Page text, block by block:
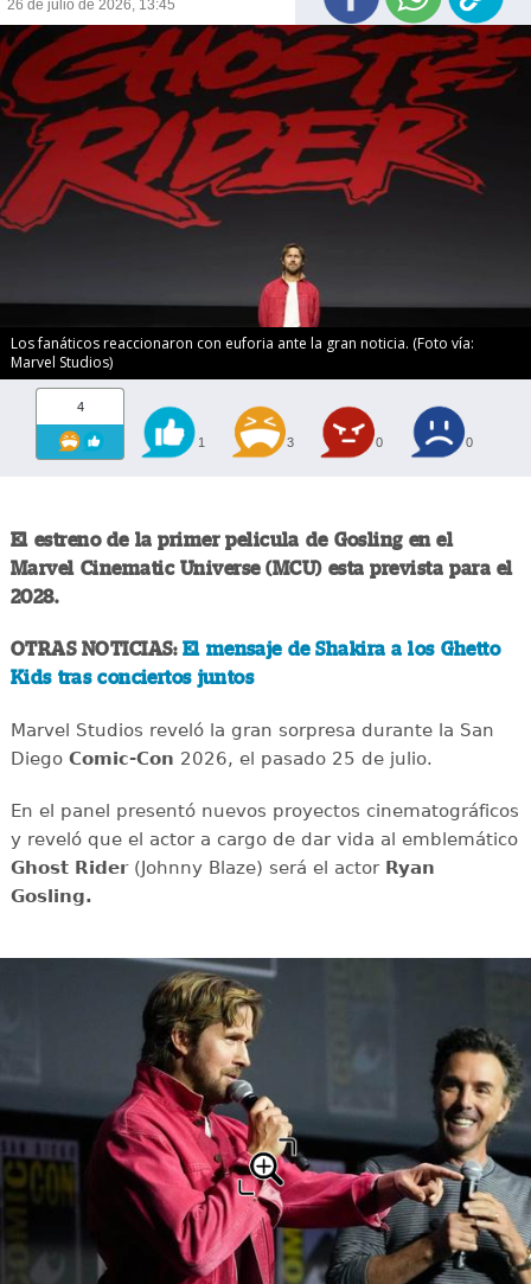
26 de julio de 2026, 13:45
Los fanáticos reaccionaron con euforia ante la gran noticia. (Foto vía:
Marvel Studios)
4
1 3 0 0
El estreno de la primer pelicula de Gosling en el
Marvel Cinematic Universe (MCU) esta prevista para el
2028.
OTRAS NOTICIAS: El mensaje de Shakira a los Ghetto
Kids tras conciertos juntos
Marvel Studios reveló la gran sorpresa durante la San
Diego Comic-Con 2026, el pasado 25 de julio.
En el panel presentó nuevos proyectos cinematográficos
y reveló que el actor a cargo de dar vida al emblemático
Ghost Rider(Johnny Blaze) será el actor Ryan
Gosling.